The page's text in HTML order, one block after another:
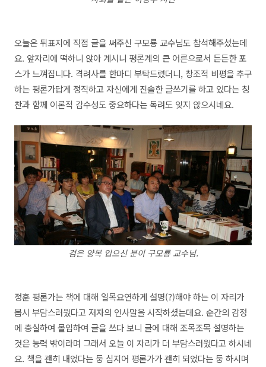
오늘은 뒤표지에 직접 글을 써주신 구모룡 교수님도 참석해주셨는데
요. 앞자리에 떡하니 앉아 계시니 평론계의 큰 어른으로서 든든한 포
스가 느껴집니다. 격려사를 한마디 부탁드렸더니, 창조적 비평을 추구
하는 평론가답게 정직하고 자신에게 진솔한 글쓰기를 하고 있다는 칭
찬과 함께 이론적 감수성도 중요하다는 독려도 잊지 않으시네요.
검은 양복 입으신 분이 구모룡 교수님.
정훈 평론가는 책에 대해 일목요연하게 설명(?)해야 하는 이 자리가
몹시 부담스러웠다고 저자의 인사말을 시작하셨는데요. 순간의 감정
에 충실하여 몰입하여 글을 쓰다 보니 글에 대해 조목조목 설명하는
것은 능력 밖이라며 그래서 오늘 이 자리가 더 부담스러웠다고 하시네
요. 책을 괜히 내었다는 둥 심지어 평론가가 괜히 되었다는 둥 하시며